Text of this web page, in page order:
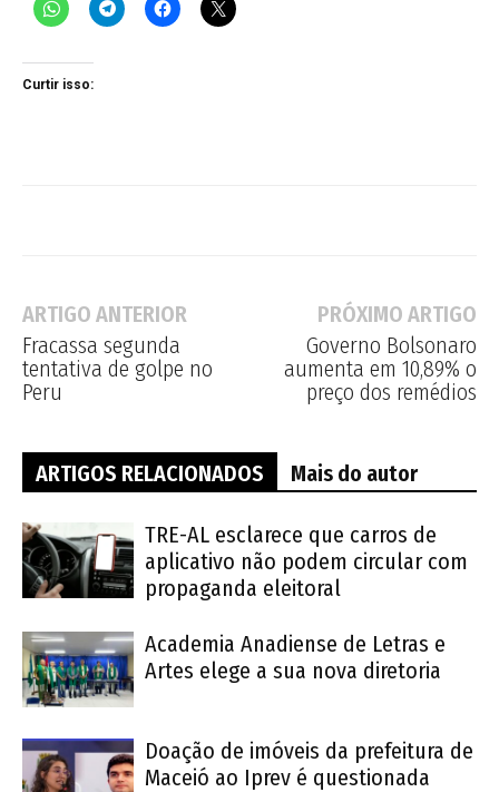
Curtir isso:
ARTIGO ANTERIOR
Fracassa segunda
tentativa de golpe no
Peru
PRÓXIMO ARTIGO
Governo Bolsonaro
aumenta em 10,89% o
preço dos remédios
ARTIGOS RELACIONADOS Mais do autor
TRE-AL esclarece que carros de
aplicativo não podem circular com
propaganda eleitoral
Academia Anadiense de Letras e
Artes elege a sua nova diretoria
Doação de imóveis da prefeitura de
Maceió ao Iprev é questionada